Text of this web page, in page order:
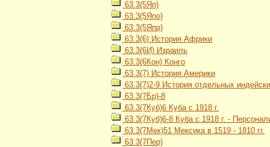
63.3(5Яп)
63.3(5Япо)
63.3(5Япр)
63.3(6) История Африки
63.3(6И) Израиль
63.3(6Кон) Конго
63.3(7) История Америки
63.3(7)2-9 История отдельных
63.3(7Бр)-8
63.3(7Куб)6 Куба с 1918 г.
63.3(7Куб)6-8 Куба с 1918 г. -
63.3(7Мек)51 Мексика в 1519 - 1810 гг.
63.3(7Пер)